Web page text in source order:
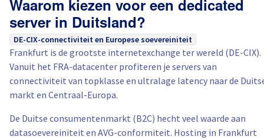
Waarom kiezen voor een dedicated
server in Duitsland?
DE-CIX-connectiviteit en Europese soevereiniteit
Frankfurt is de grootste internetexchange ter wereld (DE-CIX).
Vanuit het FRA-datacenter profiteren je servers van
connectiviteit van topklasse en ultralage latency naar de
markt en Centraal-Europa.
De Duitse consumentenmarkt (B2C) hecht veel waarde aan
datasoevereiniteit en AVG-conformiteit. Hosting in Frankfurt